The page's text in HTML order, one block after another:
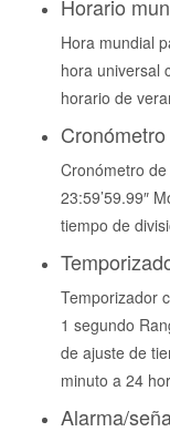
Horario
Hora mundial
hora universal
horario de
Cronómetro
Cronómetro
23:59’59.99″
tiempo de
Temporizador
1 segundo
de ajuste de
minuto a 24
Alarma/